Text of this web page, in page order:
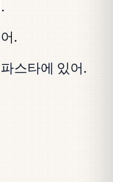
.
스타에 있어.